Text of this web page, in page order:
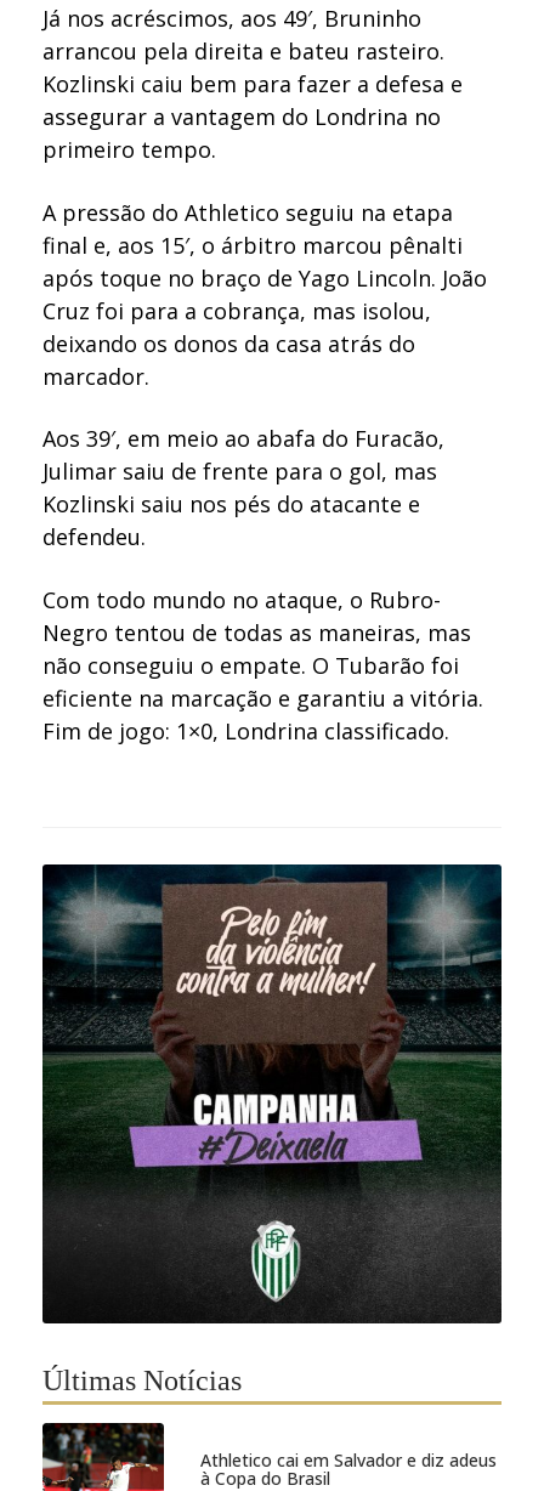
Já nos acréscimos, aos 49′, Bruninho
arrancou pela direita e bateu rasteiro.
Kozlinski caiu bem para fazer a defesa e
assegurar a vantagem do Londrina no
primeiro tempo.
A pressão do Athletico seguiu na etapa
final e, aos 15′, o árbitro marcou pênalti
após toque no braço de Yago Lincoln. João
Cruz foi para a cobrança, mas isolou,
deixando os donos da casa atrás do
marcador.
Aos 39′, em meio ao abafa do Furacão,
Julimar saiu de frente para o gol, mas
Kozlinski saiu nos pés do atacante e
defendeu.
Com todo mundo no ataque, o Rubro-
Negro tentou de todas as maneiras, mas
não conseguiu o empate. O Tubarão foi
eficiente na marcação e garantiu a vitória.
Fim de jogo: 1×0, Londrina classificado.
Últimas Notícias
Athletico cai em Salvador e diz adeus
à Copa do Brasil